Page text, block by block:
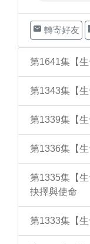
轉寄好友
第1641集【
第1343集【
第1339集【
第1336集【
第1335集【
抉擇與使命
第1333集【